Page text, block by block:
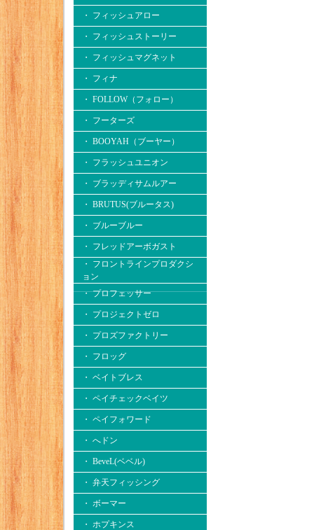
・ フィッシュアロー
・ フィッシュストーリー
・ フィッシュマグネット
・ フィナ
・ FOLLOW（フォロー）
・ フーターズ
・ BOOYAH（ブーヤー）
・ フラッシュユニオン
・ ブラッディサムルアー
・ BRUTUS(ブルータス)
・ ブルーブルー
・ フレッドアーボガスト
・ フロントラインプロダクシ
ョン
・ プロフェッサー
・ プロジェクトゼロ
・ プロズファクトリー
・ フロッグ
・ ベイトブレス
・ ペイチェックベイツ
・ ペイフォワード
・ へドン
・ BeveL(ベベル)
・ 弁天フィッシング
・ ボーマー
・ ホプキンス